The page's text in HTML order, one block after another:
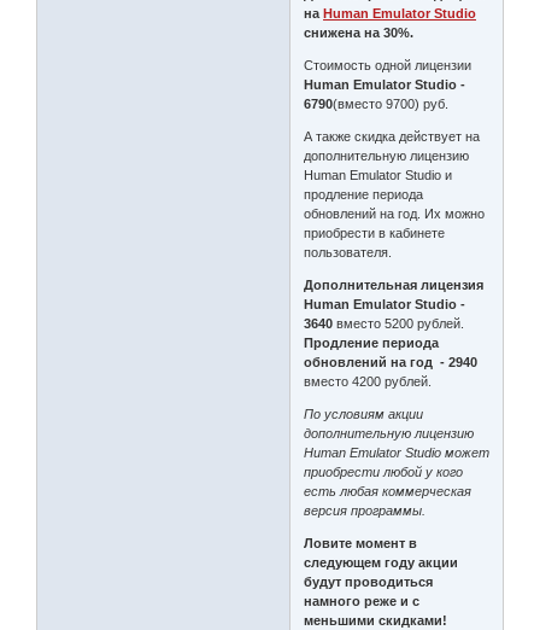
на Human Emulator Studio
снижена на 30%.
Стоимость одной лицензии
Human Emulator Studio -
6790(вместо 9700) руб.
А также скидка действует на
дополнительную лицензию
Human Emulator Studio и
продление периода
обновлений на год. Их можно
приобрести в кабинете
пользователя.
Дополнительная лицензия
Human Emulator Studio -
3640 вместо 5200 рублей.
Продление периода
обновлений на год - 2940
вместо 4200 рублей.
По условиям акции
дополнительную лицензию
Human Emulator Studio может
приобрести любой у кого
есть любая коммерческая
версия программы.
Ловите момент в
следующем году акции
будут проводиться
намного реже и с
меньшими скидками!